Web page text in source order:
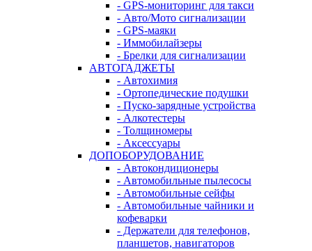
- GPS-мониторинг для такси
- Авто/Мото сигнализации
- GPS-маяки
- Иммобилайзеры
- Брелки для сигнализации
АВТОГАДЖЕТЫ
- Автохимия
- Ортопедические подушки
- Пуско-зарядные устройства
- Алкотестеры
- Толщиномеры
- Аксессуары
ДОПОБОРУДОВАНИЕ
- Автокондиционеры
- Автомобильные пылесосы
- Автомобильные сейфы
- Автомобильные чайники и
кофеварки
- Держатели для телефонов,
планшетов, навигаторов